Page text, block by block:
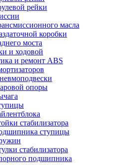
рейки
масла
коробки
моста
и ходовой
и ремонт ABS
опоры
стабилизатора
ступицы
стабилизатора
подшипника